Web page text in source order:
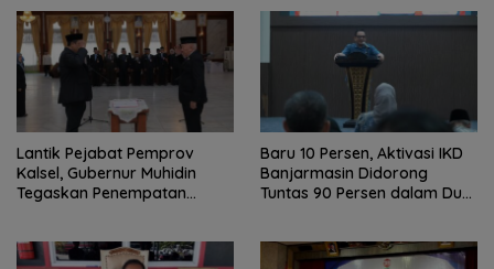
Lantik Pejabat Pemprov
Kalsel, Gubernur Muhidin
Tegaskan Penempatan
Baru 10 Persen, Aktivasi IKD
Banjarmasin Didorong
Tuntas 90 Persen dalam Dua